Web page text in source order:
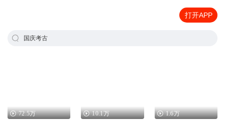
打开APP
国庆考古
72.5万 10.1万 1.6万